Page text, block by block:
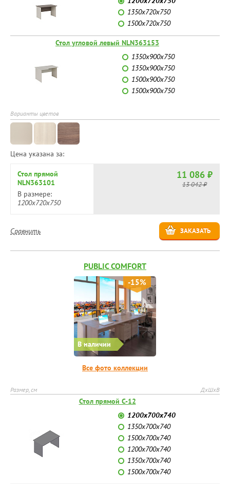
1350x720x750
1500x720x750
Стол угловой левый NLN363153
1350x900x750
1350x900x750
1500x900x750
1500x900x750
Варианты цветов
Цена указана за:
Стол прямой
NLN363101
В размере:
1200x720x750
11 086 ₽
13 042 ₽
ЗАКАЗАТЬ
Сравнить
PUBLIC COMFORT
В наличии
-15%
Все фото коллекции
Размер, см ДхШхВ
Стол прямой C-12
1200х700х740
1350х700х740
1500х700х740
1200х700х740
1350х700х740
1500х700х740